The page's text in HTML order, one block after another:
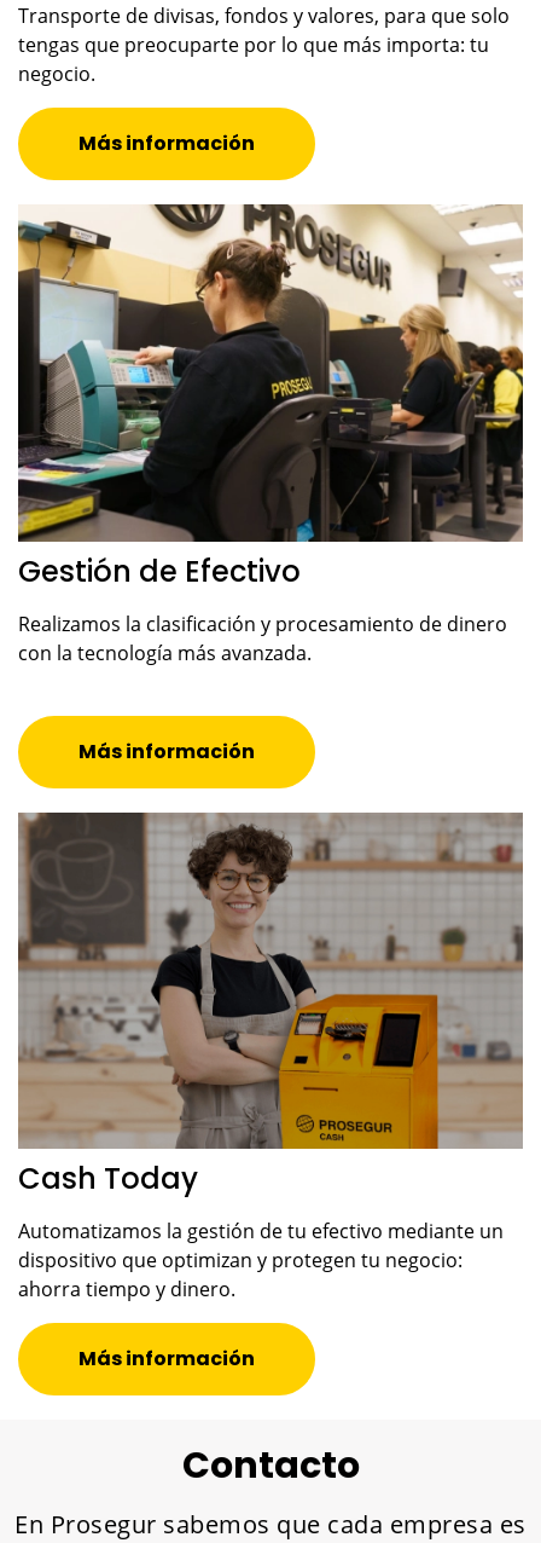
Transporte de divisas, fondos y valores, para que solo
tengas que preocuparte por lo que más importa: tu
negocio.
Más información
Gestión de Efectivo
Realizamos la clasificación y procesamiento de dinero
con la tecnología más avanzada.
Más información
Cash Today
Automatizamos la gestión de tu efectivo mediante un
dispositivo que optimizan y protegen tu negocio:
ahorra tiempo y dinero.
Más información
Contacto
En Prosegur sabemos que cada empresa es